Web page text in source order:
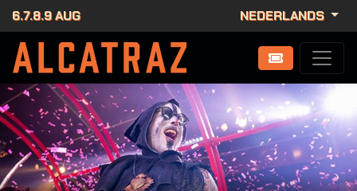
6.7.8.9 AUG NEDERLANDS